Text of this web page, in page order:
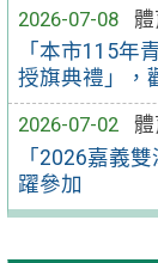
2026-07-08
「本市115年
授旗典禮」，
2026-07-02
「2026嘉義
躍參加